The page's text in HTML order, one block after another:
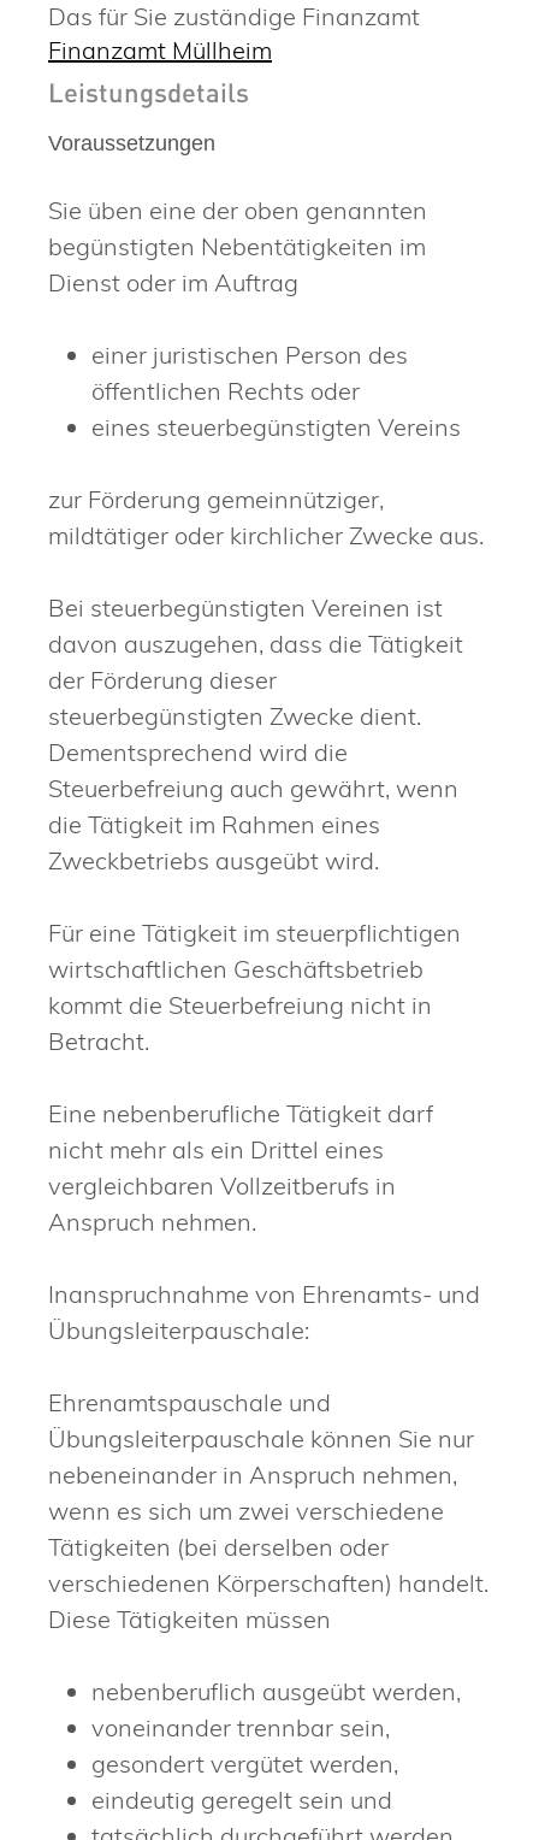
Das für Sie zuständige Finanzamt
Finanzamt Müllheim
Leistungsdetails
Voraussetzungen
Sie üben eine der oben genannten
begünstigten Nebentätigkeiten im
Dienst oder im Auftrag
einer juristischen Person des
öffentlichen Rechts oder
eines steuerbegünstigten Vereins
zur Förderung gemeinnütziger,
mildtätiger oder kirchlicher Zwecke aus.
Bei steuerbegünstigten Vereinen ist
davon auszugehen, dass die Tätigkeit
der Förderung dieser
steuerbegünstigten Zwecke dient.
Dementsprechend wird die
Steuerbefreiung auch gewährt, wenn
die Tätigkeit im Rahmen eines
Zweckbetriebs ausgeübt wird.
Für eine Tätigkeit im steuerpflichtigen
wirtschaftlichen Geschäftsbetrieb
kommt die Steuerbefreiung nicht in
Betracht.
Eine nebenberufliche Tätigkeit darf
nicht mehr als ein Drittel eines
vergleichbaren Vollzeitberufs in
Anspruch nehmen.
Inanspruchnahme von Ehrenamts- und
Übungsleiterpauschale:
Ehrenamtspauschale und
Übungsleiterpauschale können Sie nur
nebeneinander in Anspruch nehmen,
wenn es sich um zwei verschiedene
Tätigkeiten (bei derselben oder
verschiedenen Körperschaften) handelt.
Diese Tätigkeiten müssen
nebenberuflich ausgeübt werden,
voneinander trennbar sein,
gesondert vergütet werden,
eindeutig geregelt sein und